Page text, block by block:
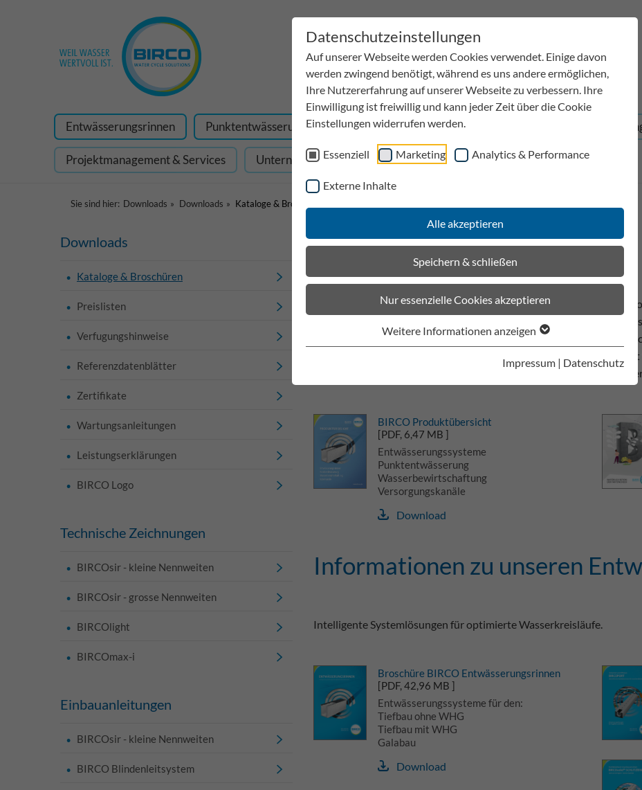
Datenschutzeinstellungen
Auf unserer Webseite werden Cookies verwendet. Einige davon
werden zwingend benötigt, während es uns andere ermöglichen,
Ihre Nutzererfahrung auf unserer Webseite zu verbessern. Ihre
Einwilligung ist freiwillig und kann jeder Zeit über die Cookie
Einstellungen widerrufen werden.
Essenziell Marketing Analytics & Performance
Externe Inhalte
Alle akzeptieren
Speichern & schließen
Nur essenzielle Cookies akzeptieren
Weitere Informationen anzeigen
Impressum | Datenschutz
Entwässerungsrinnen Punktentwässerung Wasserbewirtschaftung
Projektmanagement & Services Unternehmen Downloads
Sie sind hier: Downloads Downloads Kataloge & Broschüren
Downloads
Kataloge & Broschüren
Preislisten
Verfugungshinweise
Referenzdatenblätter
Zertifikate
Wartungsanleitungen
Leistungserklärungen
BIRCO Logo
Technische Zeichnungen
BIRCOsir - kleine Nennweiten
BIRCOsir - grosse Nennweiten
BIRCOlight
BIRCOmax-i
Einbauanleitungen
BIRCOsir - kleine Nennweiten
BIRCO Blindenleitsystem
Kataloge und Broschüren
Allgemeine Informationen, Produktvorstellungen und technische
Dienstleistungen. Warum wir vermehrt auf digitale Kataloge und
und aktualisieren unsere Produkte sowie Informationen
Kund:innen und sinnvollen technischen Weiterentwicklungen.
empfehlen wir Ihnen immer die aktuelle Veröffentlichung hier in
BIRCO Produktübersicht
[PDF, 6,47 MB ]
Entwässerungssysteme
Punktentwässerung
Wasserbewirtschaftung
Versorgungskanäle
Download
Informationen zu unseren
Intelligente Systemlösungen für optimierte Wasserkreisläufe.
Broschüre BIRCO Entwässerungsrinnen
[PDF, 42,96 MB ]
Entwässerungssysteme für den:
Tiefbau ohne WHG
Tiefbau mit WHG
Galabau
Download